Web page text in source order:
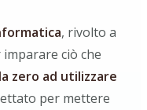
, rivolto a
ciò che
zero ad utilizzare
per mettere